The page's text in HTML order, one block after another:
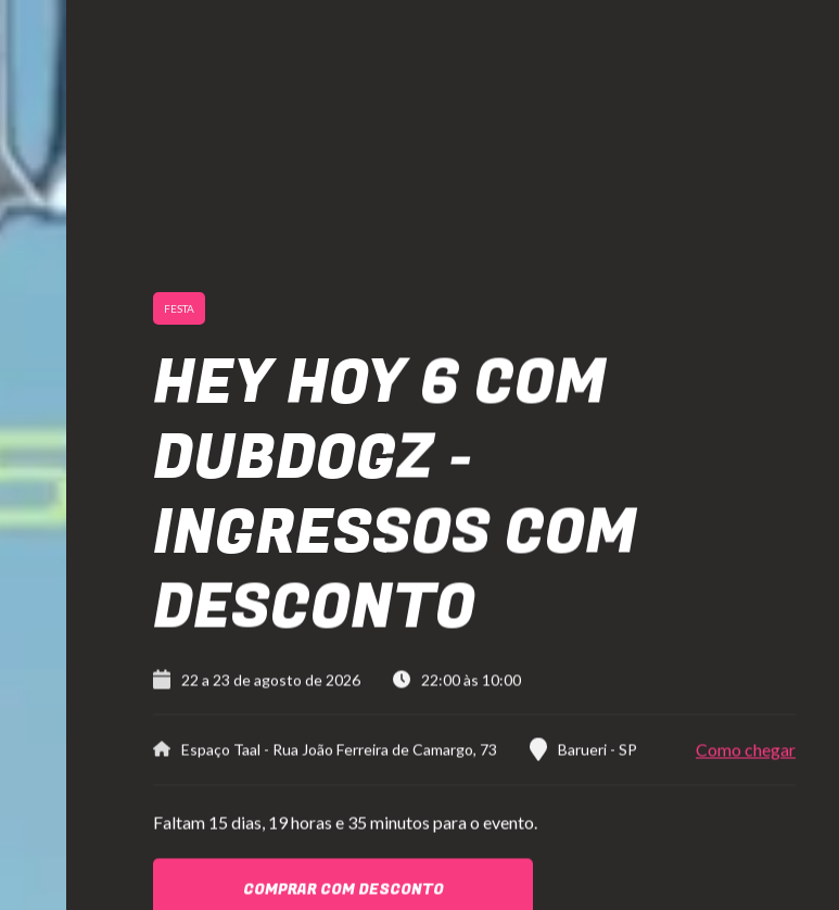
FESTA
HEY HOY 6 COM
DUBDOGZ -
INGRESSOS COM
DESCONTO
22 a 23 de agosto de 2026 22:00 às 10:00
Espaço Taal - Rua João Ferreira de Camargo, 73 Barueri - SP Como chegar
Faltam 15 dias, 19 horas e 35 minutos para o evento.
COMPRAR COM DESCONTO